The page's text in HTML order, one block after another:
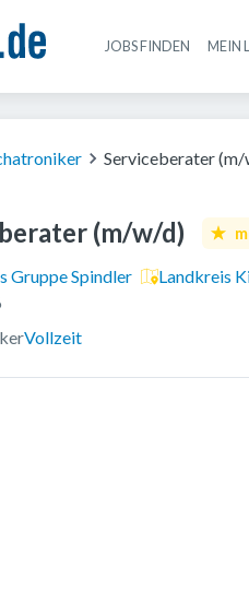
JOBS FINDEN MEIN
Serviceberater (m/
(m/w/d)
Gruppe Spindler Landkreis
Vollzeit